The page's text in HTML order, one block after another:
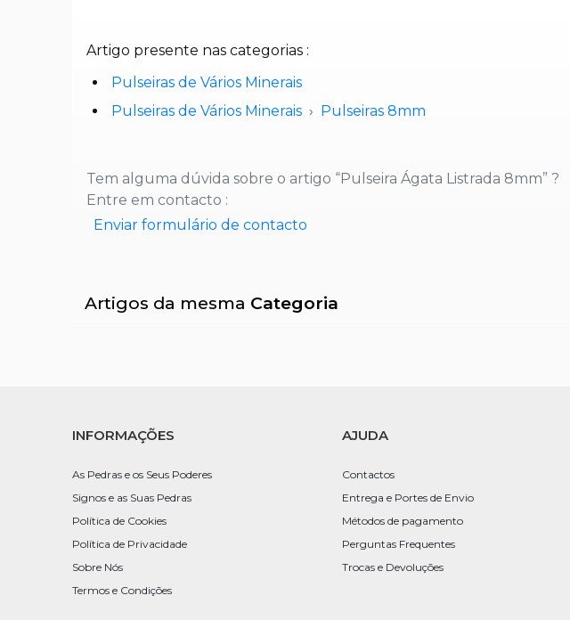
Artigo presente nas categorias :
Pulseiras de Vários Minerais
Pulseiras de Vários Minerais
Pulseiras 8mm
Tem alguma dúvida sobre o artigo “Pulseira Ágata Listrada 8mm” ?
Entre em contacto :
Enviar formulário de contacto
Artigos da mesma Categoria
INFORMAÇÕES
As Pedras e os Seus Poderes
Signos e as Suas Pedras
Política de Cookies
Política de Privacidade
Sobre Nós
Termos e Condições
AJUDA
Contactos
Entrega e Portes de Envio
Métodos de pagamento
Perguntas Frequentes
Trocas e Devoluções